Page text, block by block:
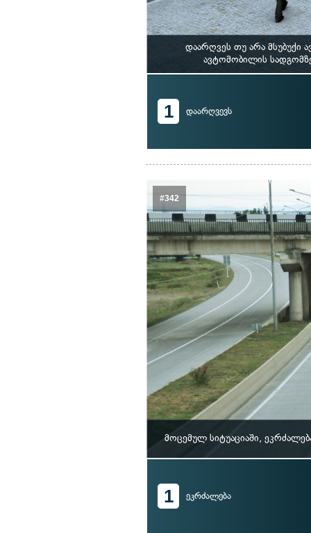
დაარღვეს თუ არა მსუბუქი
ავტომობილის
1 დაარღვევს
#342
მოცემულ სიტუაციაში,
1 ეკრძალება